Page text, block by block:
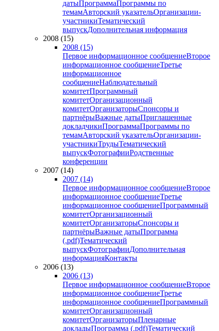
датыПрограммаПрограммы по
темамАвторский указательОрганизации-
участникиТематический
выпускДополнительная информация
2008 (15)
2008 (15)
Первое информационное сообщениеВторое
информационное сообщениеТретье
информационное
сообщениеНаблюдательный
комитетПрограммный
комитетОрганизационный
комитетОрганизаторыСпонсоры и
партнёрыВажные датыПриглашенные
докладчикиПрограммаПрограммы по
темамАвторский указательОрганизации-
участникиТрудыТематический
выпускФотографииРодственные
конференции
2007 (14)
2007 (14)
Первое информационное сообщениеВторое
информационное сообщениеТретье
информационное сообщениеПрограммный
комитетОрганизационный
комитетОрганизаторыСпонсоры и
партнёрыВажные датыПрограмма
(.pdf)Тематический
выпускФотографииДополнительная
информацияКонтакты
2006 (13)
2006 (13)
Первое информационное сообщениеВторое
информационное сообщениеТретье
информационное сообщениеПрограммный
комитетОрганизационный
комитетОрганизаторыПленарные
докладыПрограмма (.pdf)Тематический